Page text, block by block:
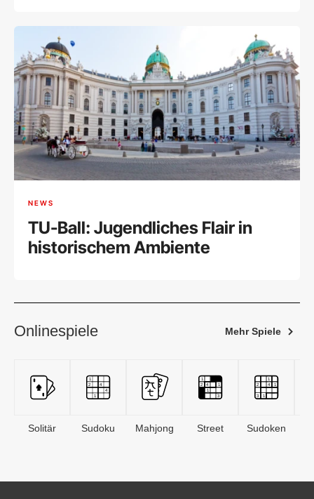
NEWS
TU-Ball: Jugendliches Flair in
historischem Ambiente
Onlinespiele Mehr Spiele
Solitär Sudoku Mahjong Street Sudoken